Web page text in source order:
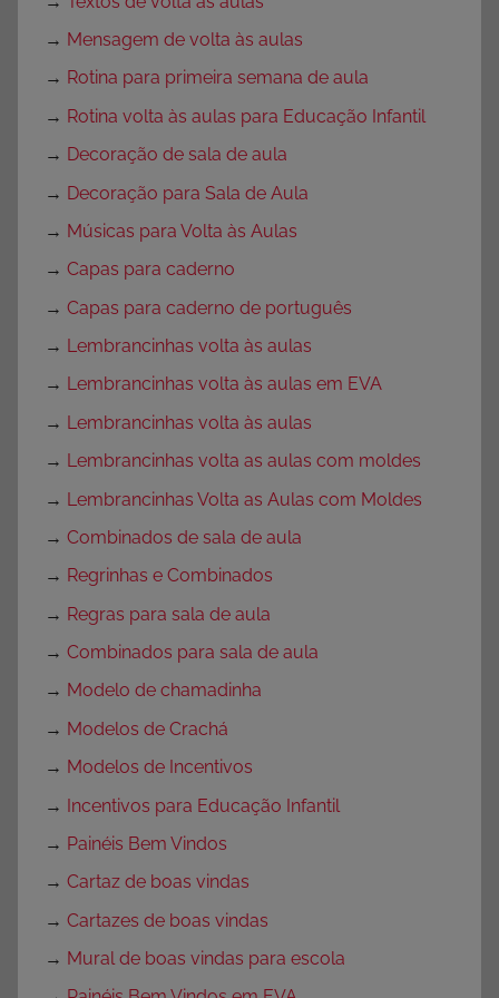
→ Mensagem de volta às aulas
→ Rotina para primeira semana de aula
→ Rotina volta às aulas para Educação Infantil
→ Decoração de sala de aula
→ Decoração para Sala de Aula
→ Músicas para Volta às Aulas
→ Capas para caderno
→ Capas para caderno de português
→ Lembrancinhas volta às aulas
→ Lembrancinhas volta às aulas em EVA
→ Lembrancinhas volta às aulas
→ Lembrancinhas volta as aulas com moldes
→ Lembrancinhas Volta as Aulas com Moldes
→ Combinados de sala de aula
→ Regrinhas e Combinados
→ Regras para sala de aula
→ Combinados para sala de aula
→ Modelo de chamadinha
→ Modelos de Crachá
→ Modelos de Incentivos
→ Incentivos para Educação Infantil
→ Painéis Bem Vindos
→ Cartaz de boas vindas
→ Cartazes de boas vindas
→ Mural de boas vindas para escola